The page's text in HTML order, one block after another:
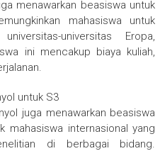
menawarkan beasiswa untuk
mahasiswa untuk
universitas Eropa,
ini mencakup biaya kuliah,
untuk S3
juga menawarkan beasiswa
mahasiswa internasional yang
di berbagai bidang.